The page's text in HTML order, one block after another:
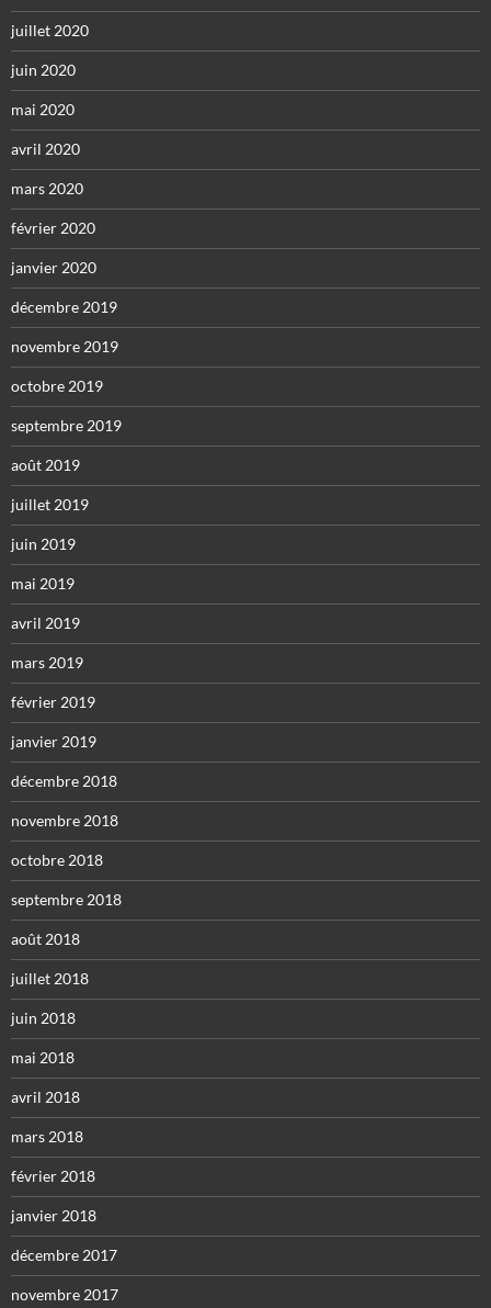
juillet 2020
juin 2020
mai 2020
avril 2020
mars 2020
février 2020
janvier 2020
décembre 2019
novembre 2019
octobre 2019
septembre 2019
août 2019
juillet 2019
juin 2019
mai 2019
avril 2019
mars 2019
février 2019
janvier 2019
décembre 2018
novembre 2018
octobre 2018
septembre 2018
août 2018
juillet 2018
juin 2018
mai 2018
avril 2018
mars 2018
février 2018
janvier 2018
décembre 2017
novembre 2017